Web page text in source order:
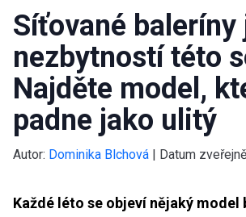
Síťované baleríny
nezbytností této
Najděte model,
padne jako ulitý
Autor: Dominika Blchová | Datum
Každé léto se objeví nějaký model